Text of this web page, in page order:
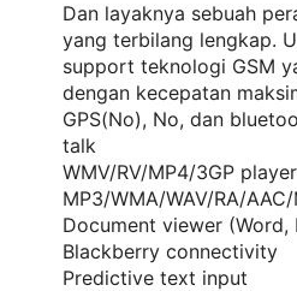
Dan layaknya sebuah
yang terbilang lengkap.
support teknologi GSM
dengan kecepatan
GPS(No), No, dan
talk
WMV/RV/MP4/3GP player
MP3/WMA/WAV/RA/
Document viewer (Word,
Blackberry connectivity
Predictive text input